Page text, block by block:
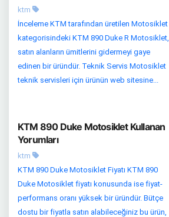
ktm
İnceleme KTM tarafından üretilen Motosiklet
kategorisindeki KTM 890 Duke R Motosiklet,
satın alanların ümitlerini gidermeyi gaye
edinen bir üründür. Teknik Servis Motosiklet
teknik servisleri için ürünün web sitesine...
KTM 890 Duke Motosiklet Kullanan
Yorumları
ktm
KTM 890 Duke Motosiklet Fiyatı KTM 890
Duke Motosiklet fiyatı konusunda ise fiyat-
performans oranı yüksek bir üründür. Bütçe
dostu bir fiyatla satın alabileceğiniz bu ürün,